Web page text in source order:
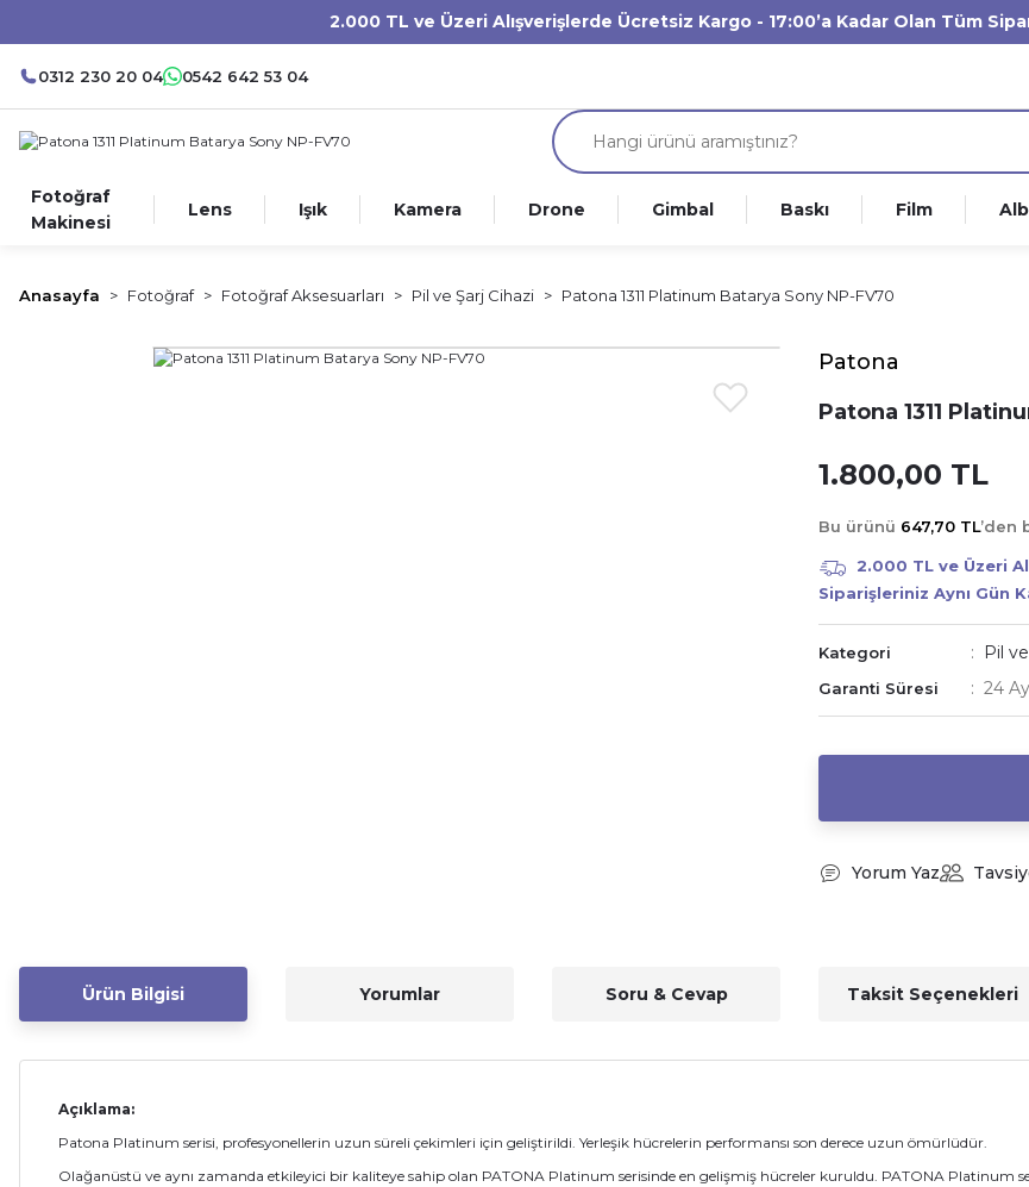
2.000 TL ve Üzeri Alışverişlerde Ücretsiz Kargo - 17:00’a Kadar Olan Tüm
0312 230 20 04 0542 642 53 04
Fotoğraf
Makinesi
Lens Işık Kamera Drone Gimbal Baskı Film
Anasayfa Fotoğraf Fotoğraf Aksesuarları Pil ve Şarj Cihazi Patona 1311 Platinum Batarya Sony NP-FV70
Patona
Patona 1311
1.800,00 TL
Bu ürünü 647,70 TL’den
2.000 TL ve Üzeri
Siparişleriniz Aynı Gün
Kategori Pil
Garanti Süresi 24 Ay
Yorum Yaz
Ürün Bilgisi Yorumlar Soru & Cevap Taksit Seçenekleri
Açıklama:
Patona Platinum serisi, profesyonellerin uzun süreli çekimleri için geliştirildi. Yerleşik hücrelerin performansı son derece uzun ömürlüdür.
Olağanüstü ve aynı zamanda etkileyici bir kaliteye sahip olan PATONA Platinum serisinde en gelişmiş hücreler kuruldu. PATONA Platinum